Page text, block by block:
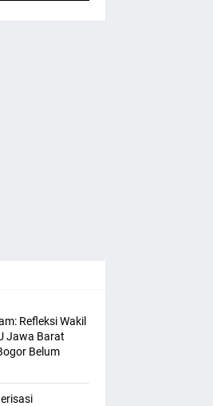
Refleksi Wakil
Jawa Barat
Belum